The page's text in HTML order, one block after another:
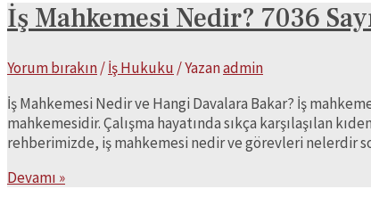
İş Mahkemesi Nedir? 7036
Yorum bırakın/İş Hukuku / Yazanadmin
İş Mahkemesi Nedir ve Hangi Davalara Bakar? İş
mahkemesidir. Çalışma hayatında sıkça karşılaşılan
rehberimizde, iş mahkemesi nedir ve görevleri nelerdir
İş
Devamı »